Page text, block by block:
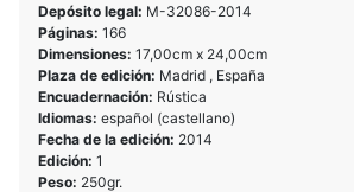
Depósito legal: M-32086-2014
Páginas: 166
Dimensiones: 17,00cm x 24,00cm
Plaza de edición: Madrid , España
Encuadernación: Rústica
Idiomas: español (castellano)
Fecha de la edición: 2014
Edición: 1
Peso: 250gr.